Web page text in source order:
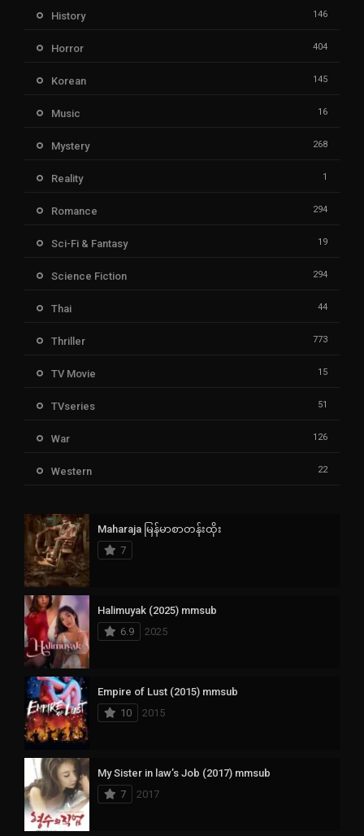
History 146
Horror 404
Korean 145
Music 16
Mystery 268
Reality 1
Romance 294
Sci-Fi & Fantasy 19
Science Fiction 294
Thai 44
Thriller 773
TV Movie 15
TVseries 51
War 126
Western 22
Maharaja မြန်မာစာတန်းထိုး
7
Halimuyak (2025) mmsub
6.9
2025
Empire of Lust (2015) mmsub
10
2015
My Sister in law’s Job (2017) mmsub
7
2017